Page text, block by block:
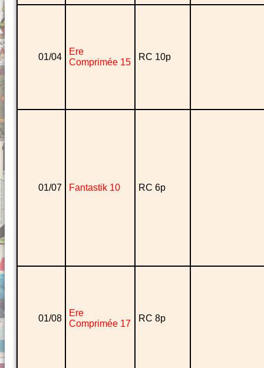
01/04
Ere
Comprimée 15
RC 10p
01/07 Fantastik 10 RC 6p
01/08
Ere
Comprimée 17
RC 8p